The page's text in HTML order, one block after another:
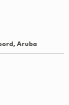
Aruba